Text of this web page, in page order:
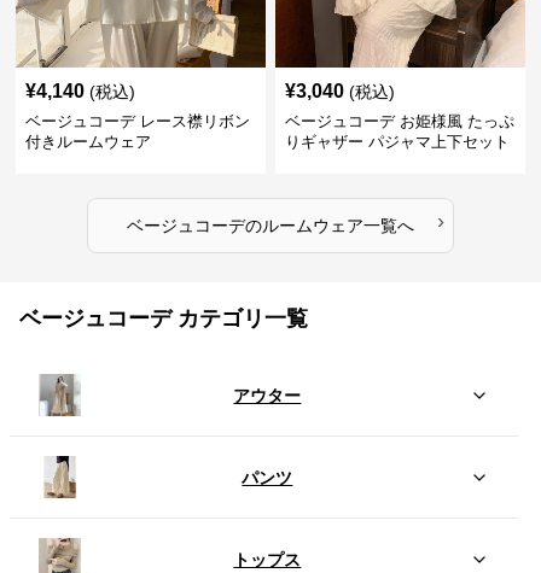
¥4,140 (税込)
ベージュコーデ レース襟リボン
付きルームウェア
¥3,040 (税込)
ベージュコーデ お姫様風 たっぷ
りギャザー パジャマ上下セット
ベージュコーデのルームウェア一覧へ ›
ベージュコーデ カテゴリ一覧
アウター
パンツ
トップス